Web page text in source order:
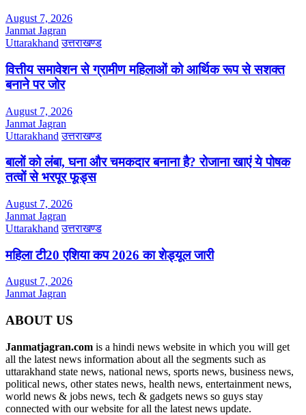
August 7, 2026
Janmat Jagran
Uttarakhand उत्तराखण्ड
वित्तीय समावेशन से ग्रामीण महिलाओं को आर्थिक रूप से सशक्त
बनाने पर जोर
August 7, 2026
Janmat Jagran
Uttarakhand उत्तराखण्ड
बालों को लंबा, घना और चमकदार बनाना है? रोजाना खाएं ये पोषक
तत्वों से भरपूर फूड्स
August 7, 2026
Janmat Jagran
Uttarakhand उत्तराखण्ड
महिला टी20 एशिया कप 2026 का शेड्यूल जारी
August 7, 2026
Janmat Jagran
ABOUT US
Janmatjagran.com is a hindi news website in which you will get
all the latest news information about all the segments such as
uttarakhand state news, national news, sports news, business news,
political news, other states news, health news, entertainment news,
world news & jobs news, tech & gadgets news so guys stay
connected with our website for all the latest news update.